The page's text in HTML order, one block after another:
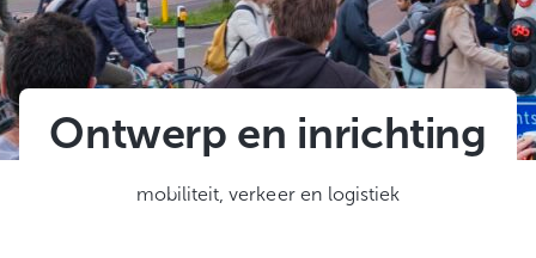
Ontwerp en inrichting
mobiliteit, verkeer en logistiek